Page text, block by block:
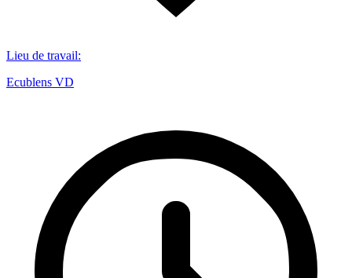
Lieu de travail:
Ecublens VD